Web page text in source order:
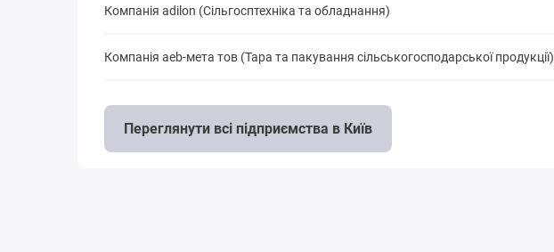
Компанія adilon (Сільгосптехніка та обладнання)
Компанія aeb-мета тов (Тара та пакування сільськогосподарської продукції)
Переглянути всі підприємства в Київ